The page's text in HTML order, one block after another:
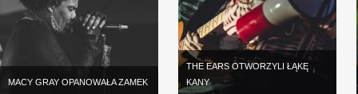
MACY GRAY OPANOWAŁA ZAMEK
THE EARS OTWORZYLI ŁĄKĘ
KANY